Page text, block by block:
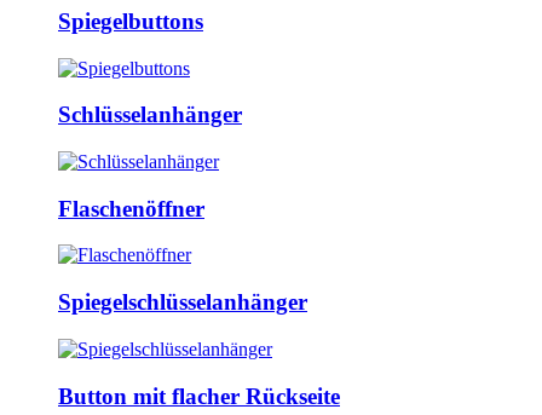
Spiegelbuttons
Schlüsselanhänger
Flaschenöffner
Spiegelschlüsselanhänger
Button mit flacher Rückseite